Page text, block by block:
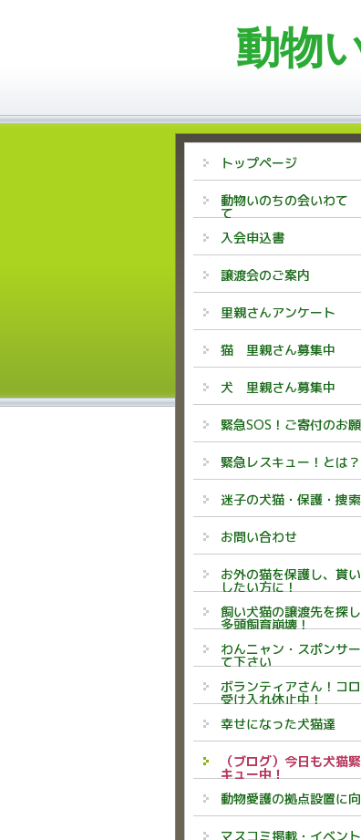
動物
トップページ
動物いのちの会いわて
て
入会申込書
譲渡会のご案内
里親さんアンケート
猫 里親さん募集中
犬 里親さん募集中
緊急SOS！ご寄付のお願
緊急レスキュー！とは？
迷子の犬猫・保護・捜索
お問い合わせ
お外の猫を保護し、貰
したい方に！
飼い犬猫の譲渡先を探し
多頭飼育崩壊！
わんニャン・スポンサ
て下さい
ボランティアさん！コ
受け入れ休止中！
幸せになった犬猫達
（ブログ）今日も犬猫
キュー中！
動物愛護の拠点設置に向
マスコミ掲載・イベン